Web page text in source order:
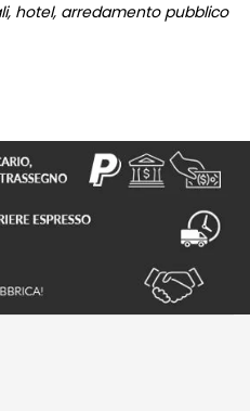
hotel, arredamento pubblico